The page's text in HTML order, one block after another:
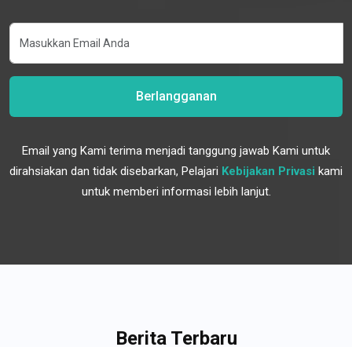
Berlangganan
Email yang Kami terima menjadi tanggung jawab Kami untuk
dirahsiakan dan tidak disebarkan, Pelajari Kebijakan Privasi kami
untuk memberi informasi lebih lanjut.
Berita Terbaru